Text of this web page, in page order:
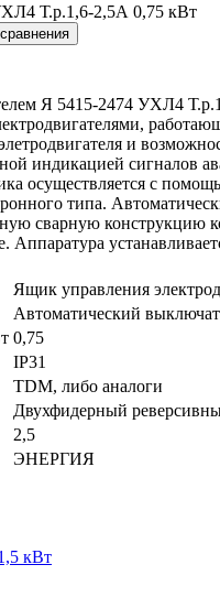
Т.р.1,6-2,5А 0,75 кВт
Я 5415-2474 УХЛ4
и
индикацией сигналов
осуществляется с
типа.
сварную конструкцию
Аппаратура
Ящик управления
Автоматический
0,75
IP31
TDM, либо аналоги
Двухфидерный
2,5
ЭНЕРГИЯ